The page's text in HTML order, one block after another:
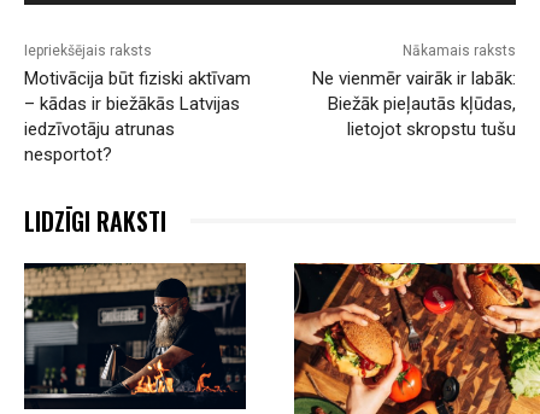
Iepriekšējais raksts
Motivācija būt fiziski aktīvam
– kādas ir biežākās Latvijas
iedzīvotāju atrunas
nesportot?
Nākamais raksts
Ne vienmēr vairāk ir labāk:
Biežāk pieļautās kļūdas,
lietojot skropstu tušu
LIDZĪGI RAKSTI